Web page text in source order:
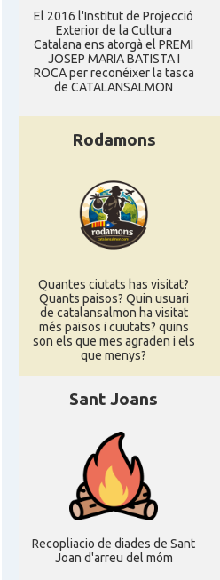
El 2016 l'Institut de Projecció
Exterior de la Cultura
Catalana ens atorgà el PREMI
JOSEP MARIA BATISTA I
ROCA per reconéixer la tasca
de CATALANSALMON
Rodamons
Quantes ciutats has visitat?
Quants paisos? Quin usuari
de catalansalmon ha visitat
més països i cuutats? quins
son els que mes agraden i els
que menys?
Sant Joans
Recopliacio de diades de Sant
Joan d'arreu del móm